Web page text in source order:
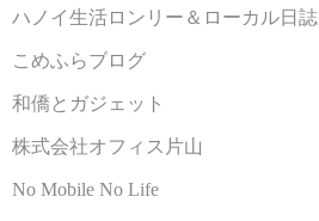
ハノイ生活ロンリー＆ローカル日誌
こめふらブログ
和僑とガジェット
株式会社オフィス片山
No Mobile No Life